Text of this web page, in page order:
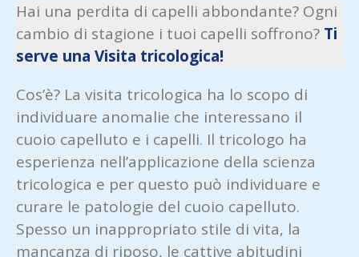
Hai una perdita di capelli abbondante? Ogni
cambio di stagione i tuoi capelli soffrono? Ti
serve una Visita tricologica!
Cos’è? La visita tricologica ha lo scopo di
individuare anomalie che interessano il
cuoio capelluto e i capelli. Il tricologo ha
esperienza nell’applicazione della scienza
tricologica e per questo può individuare e
curare le patologie del cuoio capelluto.
Spesso un inappropriato stile di vita, la
mancanza di riposo, le cattive abitudini